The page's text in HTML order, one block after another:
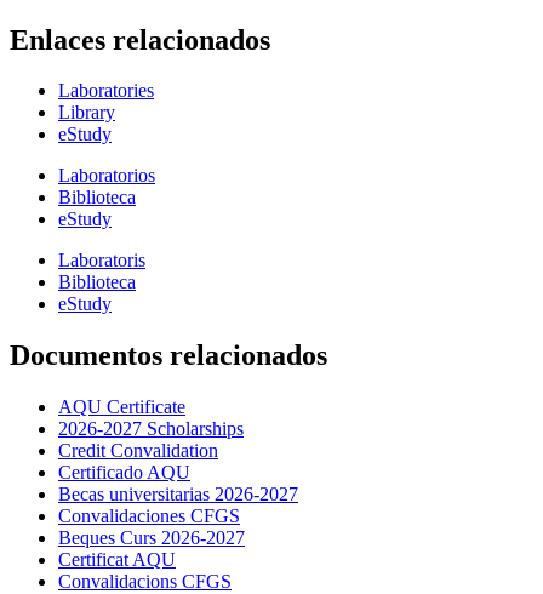
Enlaces relacionados
Laboratories
Library
eStudy
Laboratorios
Biblioteca
eStudy
Laboratoris
Biblioteca
eStudy
Documentos relacionados
AQU Certificate
2026-2027 Scholarships
Credit Convalidation
Certificado AQU
Becas universitarias 2026-2027
Convalidaciones CFGS
Beques Curs 2026-2027
Certificat AQU
Convalidacions CFGS